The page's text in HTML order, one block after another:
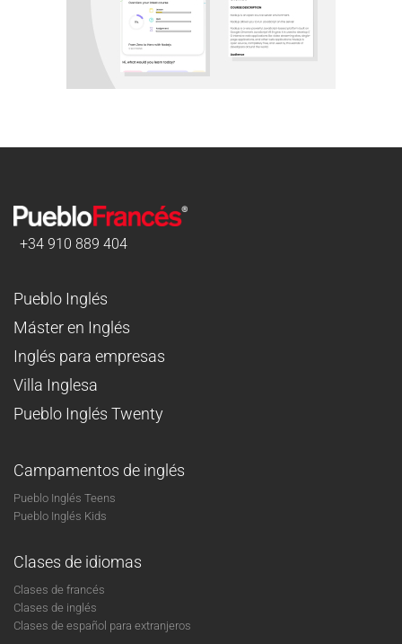
+34 910 889 404
Pueblo Inglés
Máster en Inglés
Inglés para empresas
Villa Inglesa
Pueblo Inglés Twenty
Campamentos de inglés
Pueblo Inglés Teens
Pueblo Inglés Kids
Clases de idiomas
Clases de francés
Clases de inglés
Clases de español para extranjeros